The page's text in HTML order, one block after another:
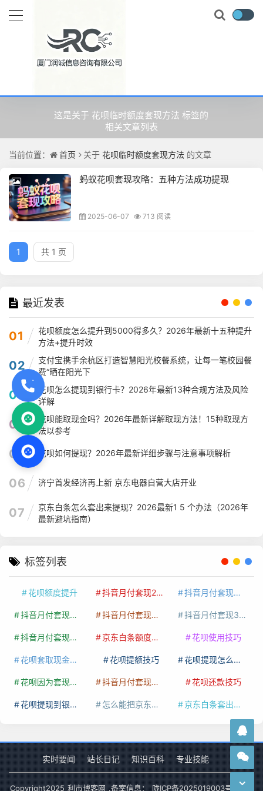
花呗临时额度套现方法
这是关于 花呗临时额度套现方法 标签的
相关文章列表
当前位置： 首页 关于 花呗临时额度套现方法 的文章
蚂蚁花呗套现攻略：五种方法成功提现
2025-06-07 713 阅读
1 共 1 页
最近发表
01
花呗额度怎么提升到5000得多久？2026年最新十五种提升
方法+提升时效
02
支付宝携手余杭区打造智慧阳光校餐系统，让每一笔校园餐
费“晒在阳光下
03
花呗怎么提现到银行卡？2026年最新13种合规方法及风险
详解
04
花呗能取现金吗？2026年最新详解取现方法！15种取现方
法以参考
05 花呗如何提现？2026年最新详细步骤与注意事项解析
06 济宁首发经济再上新 京东电器自营大店开业
07
京东白条怎么套出来提现？2026最新1 5 个办法（2026年
最新避坑指南）
标签列表
花呗额度提升 抖音月付套现24小时接单 抖音月付套现怎么套
抖音月付套现多少手续费 抖音月付套现商家有哪些 抖音月付套现30秒技巧
抖音月付套现最新方法 京东白条额度提升 花呗使用技巧
花呗套取现金最佳方法 花呗提额技巧 花呗提现怎么操作
花呗因为套现被限额了这种情况要多久才会好 抖音月付套现秒回100起 花呗还款技巧
花呗提现到银行卡 怎么能把京东白条额度钱套出来 京东白条套出来手续费多少
实时要闻 站长日记 知识百科 专业技能
Copyright2025 利市博客网 .备案信息： 陇ICP备2025019003号-1